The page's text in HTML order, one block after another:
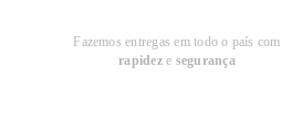
Fazemos entregas em todo o país com
rapideze segurança